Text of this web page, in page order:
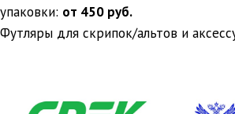
упаковки: от 450 руб.
Футляры для скрипок/альтов и